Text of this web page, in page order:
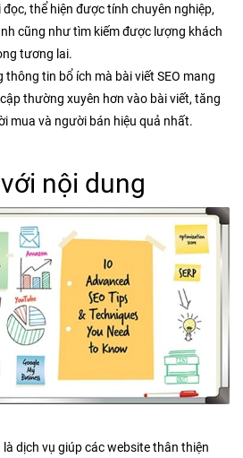
thể hiện được tính chuyên nghiệp,
cũng như tìm kiếm được lượng khách
tương lai.
thông tin bổ ích mà bài viết SEO mang
thường xuyên hơn vào bài viết, tăng
mua và người bán hiệu quả nhất.
nội dung
là dịch vụ giúp các website thân thiện